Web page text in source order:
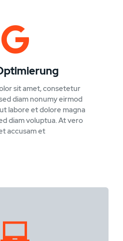
sit amet, consetetur
diam nonumy eirmod
labore et dolore magna
diam voluptua. At vero
accusam et